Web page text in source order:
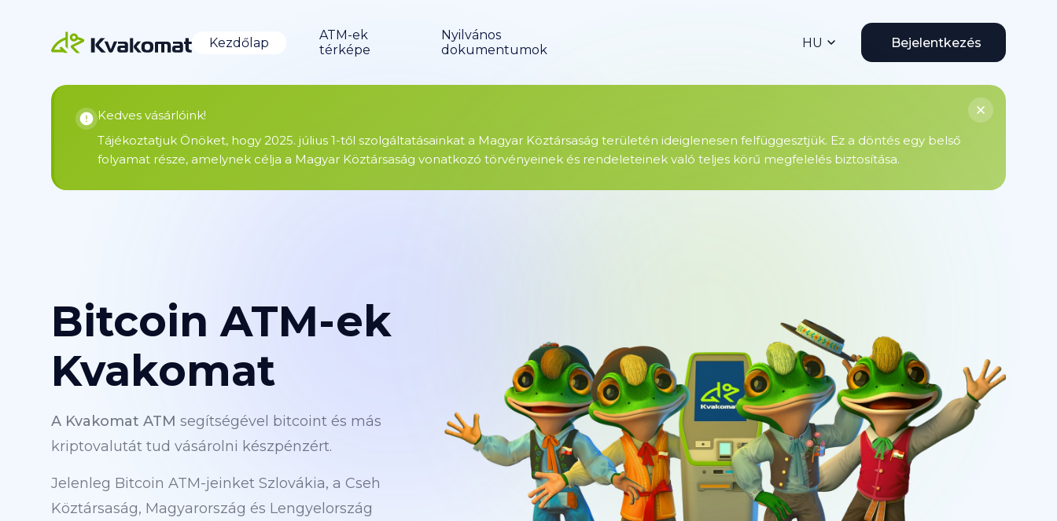
Kezdőlap
ATM-ek
térképe
Nyilvános
dokumentumok
HU Bejelentkezés
Kedves vásárlóink!
Tájékoztatjuk Önöket, hogy 2025. július 1-től szolgáltatásainkat a Magyar Köztársaság területén ideiglenesen felfüggesztjük. Ez a döntés egy belső
folyamat része, amelynek célja a Magyar Köztársaság vonatkozó törvényeinek és rendeleteinek való teljes körű megfelelés biztosítása.
Bitcoin ATM-ek
Kvakomat
A Kvakomat ATM segítségével bitcoint és más
kriptovalutát tud vásárolni készpénzért.
Jelenleg Bitcoin ATM-jeinket Szlovákia, a Cseh
Köztársaság, Magyarország és Lengyelország